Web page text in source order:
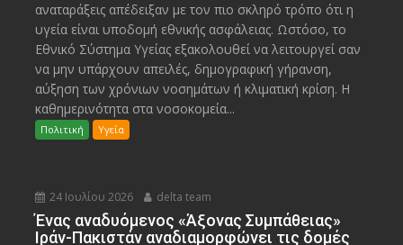
αναταράξεις απέδειξαν με τον πιο σκληρό τρόπο ότι η
υγεία είναι υποδομή εθνικής ασφάλειας. Ωστόσο, το
Εθνικό Σύστημα Υγείας εξακολουθεί να λειτουργεί σαν
να μην υπάρχουν απειλές, δημογραφική γήρανση,
αύξηση των χρόνιων νοσημάτων ή κλιματική κρίση. Η
καθημερινότητα στα νοσοκομεία...
Πολιτική Υγεία
24 Ιουλίου 2026 delta team
Ένας αναδυόμενος «Άξονας Συμπάθειας»
Ιράν-Πακιστάν αναδιαμορφώνει τις δομές